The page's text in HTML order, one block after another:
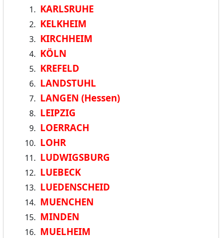
KARLSRUHE
KELKHEIM
KIRCHHEIM
KÖLN
KREFELD
LANDSTUHL
LANGEN (Hessen)
LEIPZIG
LOERRACH
LOHR
LUDWIGSBURG
LUEBECK
LUEDENSCHEID
MUENCHEN
MINDEN
MUELHEIM